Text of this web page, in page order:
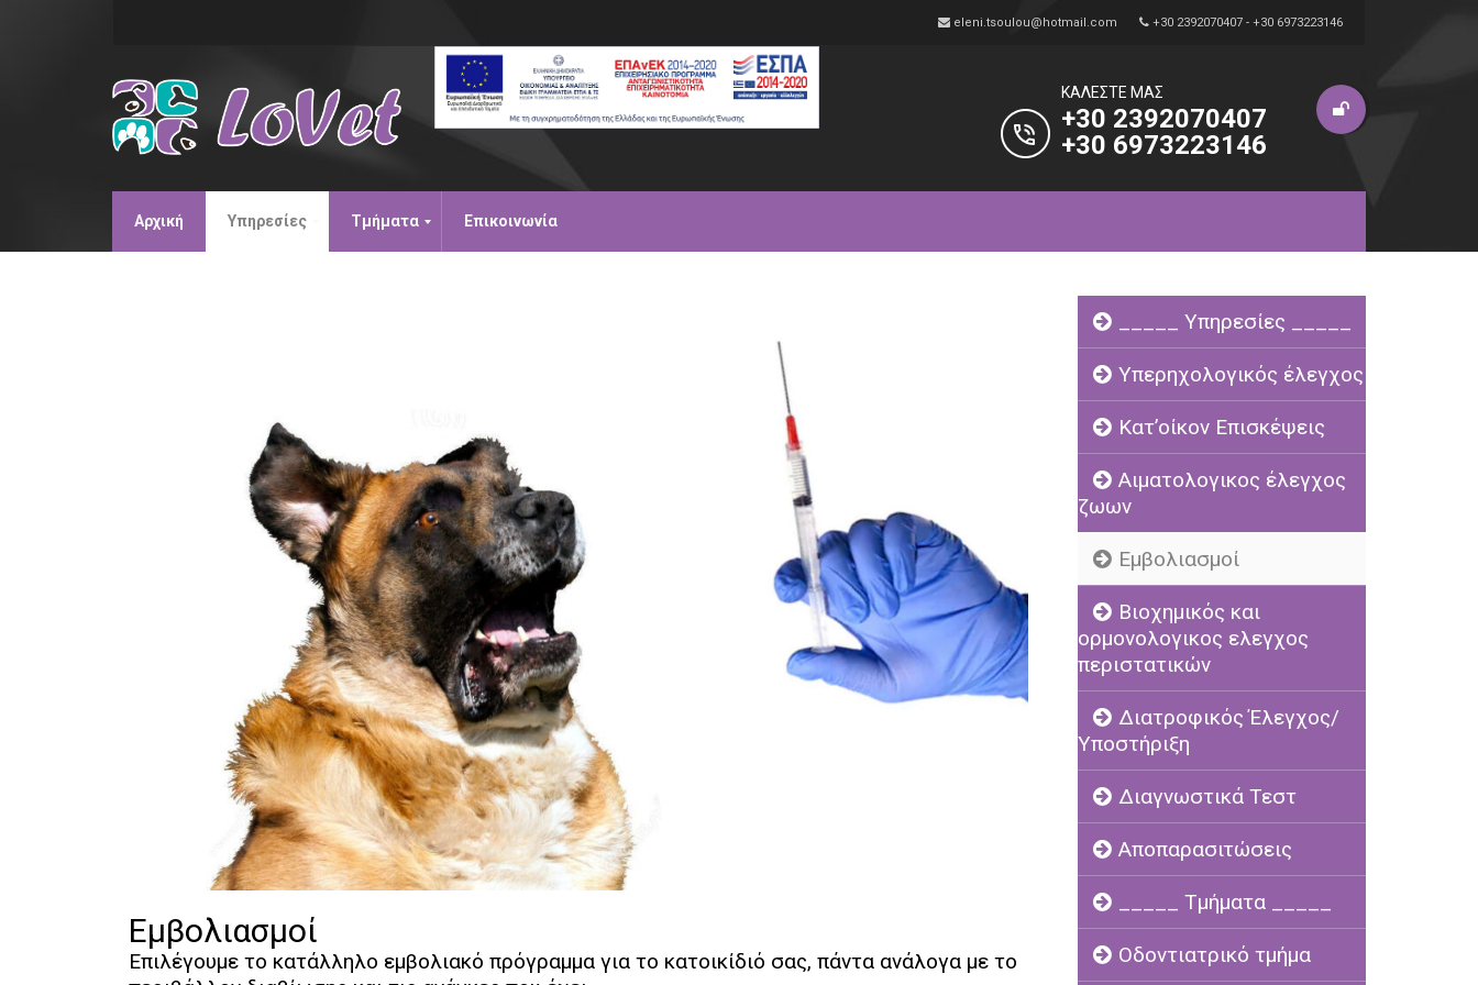
eleni.tsoulou@hotmail.com +30 2392070407 - +30 6973223146
ΚΑΛΈΣΤΕ ΜΑΣ
+30 2392070407
+30 6973223146
Αρχική Υπηρεσίες Τμήματα Επικοινωνία
Εμβολιασμοί
Επιλέγουμε το κατάλληλο εμβολιακό πρόγραμμα για το κατοικίδιό σας, πάντα ανάλογα με το
_____ Υπηρεσίες _____
Υπερηχολογικός έλεγχος
Κατ’οίκον Επισκέψεις
Αιματολογικος έλεγχος
ζωων
Εμβολιασμοί
Βιοχημικός και
ορμονολογικος ελεγχος
περιστατικών
Διατροφικός Έλεγχος/
Υποστήριξη
Διαγνωστικά Τεστ
Αποπαρασιτώσεις
_____ Τμήματα _____
Οδοντιατρικό τμήμα